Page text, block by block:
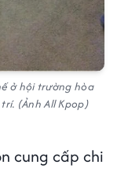
ở hội trường hòa
(Ảnh All Kpop)
cung cấp chi